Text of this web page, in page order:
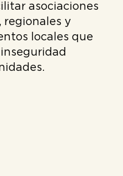
asociaciones
regionales y
locales que